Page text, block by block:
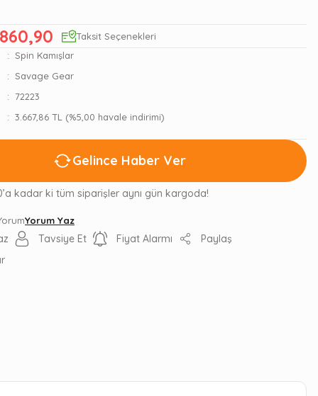
Yorum Yaz
Taksit Seçenekleri
Spin Kamışlar
Savage Gear
72223
3.667,86 TL (%5,00 havale indirimi)
Gelince Haber Ver
kadar ki tüm siparişler aynı gün kargoda!
Tavsiye Et Fiyat Alarmı
Paylaş